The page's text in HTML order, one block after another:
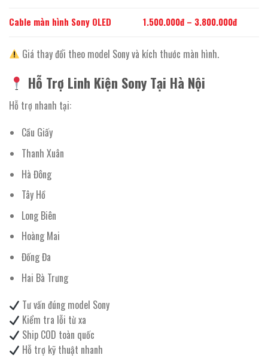
Cable màn hình Sony OLED 1.500.000đ – 3.800.000đ
Giá thay đổi theo model Sony và kích thước màn hình.
Hỗ Trợ Linh Kiện Sony Tại Hà Nội
Hỗ trợ nhanh tại:
Cầu Giấy
Thanh Xuân
Hà Đông
Tây Hồ
Long Biên
Hoàng Mai
Đống Đa
Hai Bà Trưng
Tư vấn đúng model Sony
Kiểm tra lỗi từ xa
Ship COD toàn quốc
Hỗ trợ kỹ thuật nhanh